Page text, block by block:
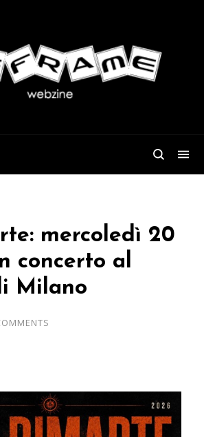
mercoledì 20
concerto al
Milano